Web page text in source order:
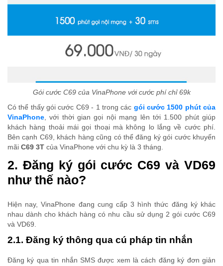
Gói cước C69 của VinaPhone với cước phí chỉ 69k
Có thể thấy gói cước C69 - 1 trong các gói cước 1500 phút của
VinaPhone, với thời gian gọi nội mạng lên tới 1.500 phút giúp
khách hàng thoải mái gọi thoại mà không lo lắng về cước phí.
Bên cạnh C69, khách hàng cũng có thể đăng ký gói cước khuyến
mãi C69 3T của VinaPhone với chu kỳ là 3 tháng.
2. Đăng ký gói cước C69 và VD69
như thế nào?
Hiện nay, VinaPhone đang cung cấp 3 hình thức đăng ký khác
nhau dành cho khách hàng có nhu cầu sử dụng 2 gói cước C69
và VD69.
2.1. Đăng ký thông qua cú pháp tin nhắn
Đăng ký qua tin nhắn SMS được xem là cách đăng ký đơn giản